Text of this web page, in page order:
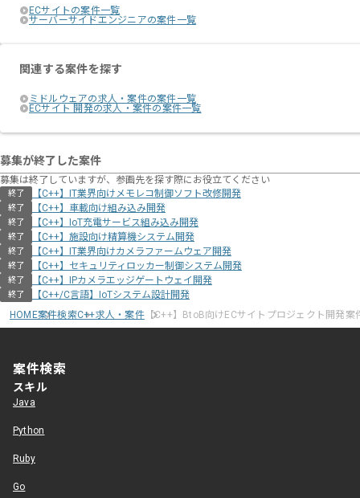
ECサイトの案件一覧
サーバーサイドエンジニアの案件一覧
関連する案件を探す
ミドルウェアの求人・案件の案件一覧
ECサイト 開発の求人・案件の案件一覧
募集が終了した案件
募集は終了していますが、参画先を探す際にお役立てください
終了 【C++】IT業界向けメモレコ制御ソフト改修開発
終了 【C++】車載向け組み込み開発
終了 【C++】IoT充電サービス組み込み開発
終了 【C++】施設向け精算機システム開発
終了 【C++】IT業界向けカメラファームウェア開発
終了 【C++】セキュリティロッカー制御システム開発
終了 【C++】IPカメラエッジゲートウェイ開発
終了
【C++/C言語】IoTシステム設計開発
HOME案件検索C++求人・案件【C++】BtoB向けECサイトプロジェクト開発案
案件検索
スキル
Java
Python
Ruby
Go